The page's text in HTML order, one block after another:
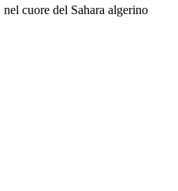
nel cuore del Sahara algerino